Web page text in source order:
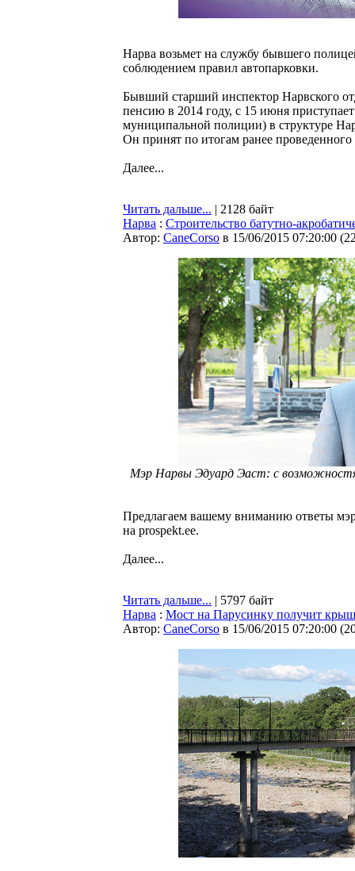
Нарва возьмет на службу бывшего
соблюдением правил автопарковки.
Бывший старший инспектор Нарвского
пенсию в 2014 году, с 15 июня
муниципальной полиции) в структуре
Он принят по итогам ранее
Далее...
Читать дальше... | 2128 байт
Нарва : Строительство батутно-
Автор: CaneCorso в 15/06/2015 07:20:00 (
Мэр Нарвы Эдуард Эаст: с
Предлагаем вашему вниманию ответы
на prospekt.ee.
Далее...
Читать дальше... | 5797 байт
Нарва : Мост на Парусинку получит
Автор: CaneCorso в 15/06/2015 07:20:00 (